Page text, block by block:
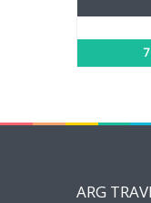
7
ARG